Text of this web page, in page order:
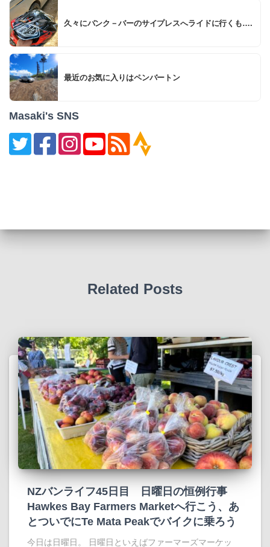
久々にバンク－バーのサイプレスへライドに行くも….
最近のお気に入りはペンバートン
Masaki's SNS
Related Posts
NZバンライフ45日目 日曜日の恒例行事
Hawkes Bay Farmers Marketへ行こう、あ
とついでにTe Mata Peakでバイクに乗ろう
今日は日曜日。 日曜日といえばファーマーズマーケッ